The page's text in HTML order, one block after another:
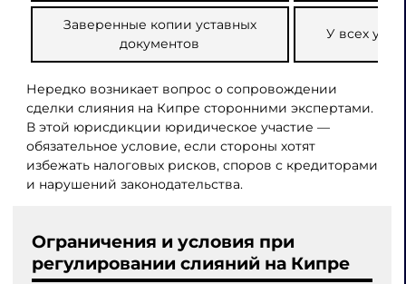
Заверенные копии уставных
документов
У всех
Нередко возникает вопрос о сопровождении
сделки слияния на Кипре сторонними экспертами.
В этой юрисдикции юридическое участие —
обязательное условие, если стороны хотят
избежать налоговых рисков, споров с кредиторами
и нарушений законодательства.
Ограничения и условия при
регулировании слияний на Кипре